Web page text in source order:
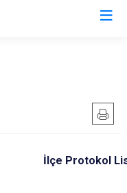
İlçe Protokol